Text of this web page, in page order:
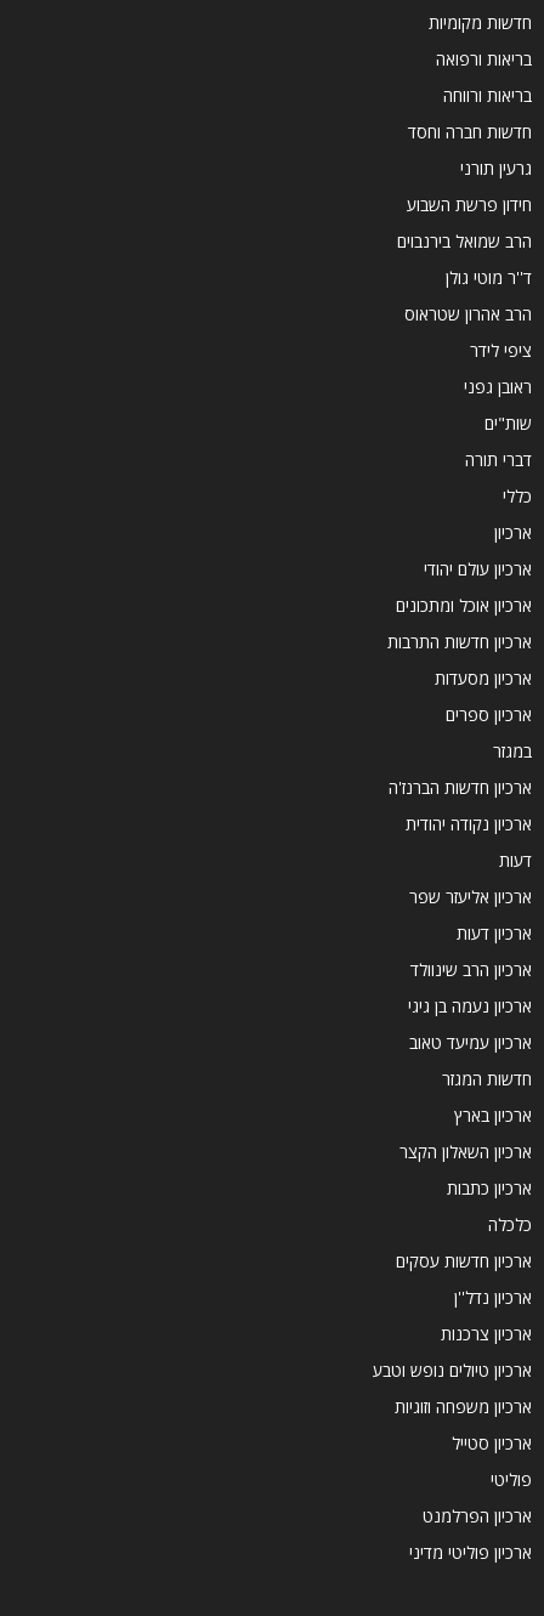
חדשות מקומיות
בריאות ורפואה
בריאות ורווחה
חדשות חברה וחסד
גרעין תורני
חידון פרשת השבוע
הרב שמואל בירנבוים
ד''ר מוטי גולן
הרב אהרון שטראוס
ציפי לידר
ראובן גפני
שות"ים
דברי תורה
כללי
ארכיון
ארכיון עולם יהודי
ארכיון אוכל ומתכונים
ארכיון חדשות התרבות
ארכיון מסעדות
ארכיון ספרים
במגזר
ארכיון חדשות הברנז'ה
ארכיון נקודה יהודית
דעות
ארכיון אליעזר שפר
ארכיון דעות
ארכיון הרב שינוולד
ארכיון נעמה בן גיגי
ארכיון עמיעד טאוב
חדשות המגזר
ארכיון בארץ
ארכיון השאלון הקצר
ארכיון כתבות
כלכלה
ארכיון חדשות עסקים
ארכיון נדל''ן
ארכיון צרכנות
ארכיון טיולים נופש וטבע
ארכיון משפחה וזוגיות
ארכיון סטייל
פוליטי
ארכיון הפרלמנט
ארכיון פוליטי מדיני